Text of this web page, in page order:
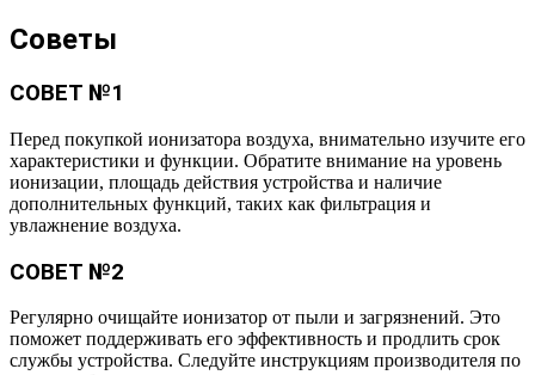
Советы
СОВЕТ №1
Перед покупкой ионизатора воздуха, внимательно изучите его
характеристики и функции. Обратите внимание на уровень
ионизации, площадь действия устройства и наличие
дополнительных функций, таких как фильтрация и
увлажнение воздуха.
СОВЕТ №2
Регулярно очищайте ионизатор от пыли и загрязнений. Это
поможет поддерживать его эффективность и продлить срок
службы устройства. Следуйте инструкциям производителя по